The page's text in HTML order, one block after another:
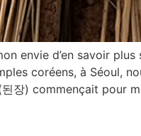
envie d’en savoir
coréens, à Séoul,
장) commençait pour